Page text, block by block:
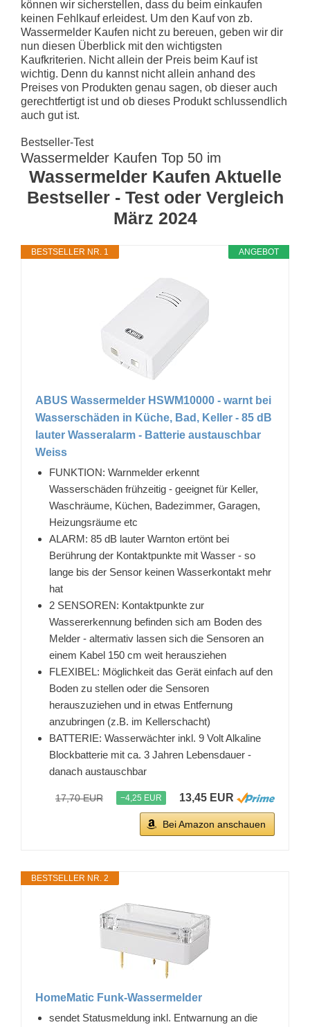
können wir sicherstellen, dass du beim einkaufen
keinen Fehlkauf erleidest. Um den Kauf von zb.
Wassermelder Kaufen nicht zu bereuen, geben wir dir
nun diesen Überblick mit den wichtigsten
Kaufkriterien. Nicht allein der Preis beim Kauf ist
wichtig. Denn du kannst nicht allein anhand des
Preises von Produkten genau sagen, ob dieser auch
gerechtfertigt ist und ob dieses Produkt schlussendlich
auch gut ist.
Bestseller-Test
Wassermelder Kaufen Top 50 im
Wassermelder Kaufen Aktuelle
Bestseller - Test oder Vergleich
März 2024
ANGEBOT
BESTSELLER NR. 1
ABUS Wassermelder HSWM10000 - warnt bei
Wasserschäden in Küche, Bad, Keller - 85 dB
lauter Wasseralarm - Batterie austauschbar
Weiss
FUNKTION: Warnmelder erkennt
Wasserschäden frühzeitig - geeignet für Keller,
Waschräume, Küchen, Badezimmer, Garagen,
Heizungsräume etc
ALARM: 85 dB lauter Warnton ertönt bei
Berührung der Kontaktpunkte mit Wasser - so
lange bis der Sensor keinen Wasserkontakt mehr
hat
2 SENSOREN: Kontaktpunkte zur
Wassererkennung befinden sich am Boden des
Melder - altermativ lassen sich die Sensoren an
einem Kabel 150 cm weit herausziehen
FLEXIBEL: Möglichkeit das Gerät einfach auf den
Boden zu stellen oder die Sensoren
herauszuziehen und in etwas Entfernung
anzubringen (z.B. im Kellerschacht)
BATTERIE: Wasserwächter inkl. 9 Volt Alkaline
Blockbatterie mit ca. 3 Jahren Lebensdauer -
danach austauschbar
17,70 EUR −4,25 EUR 13,45 EUR
Bei Amazon anschauen
BESTSELLER NR. 2
HomeMatic Funk-Wassermelder
sendet Statusmeldung inkl. Entwarnung an die